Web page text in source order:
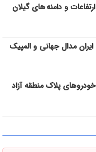
و دامنه های گیلان
ایران مدال جهانی و المپیک
پلاک منطقه آزاد